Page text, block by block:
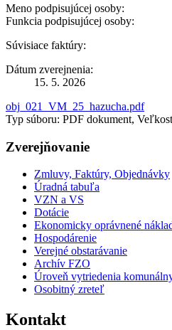
Meno podpisujúcej osoby:
Funkcia podpisujúcej osoby:
Súvisiace faktúry:
Dátum zverejnenia:
15. 5. 2026
obj_021_VM_25_hazucha.pdf
Typ súboru: PDF dokument,
Zverejňovanie
Zmluvy, Faktúry, Objednávky
Úradná tabuľa
VZN a VS
Dotácie
Ekonomicky oprávnené
Hospodárenie
Verejné obstarávanie
Archív FZO
Úroveň vytriedenia
Osobitný zreteľ
Kontakt